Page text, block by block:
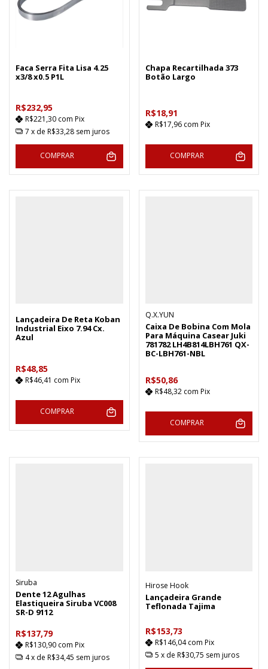
Faca Serra Fita Lisa 4.25
x3/8 x0.5 P1L
R$232,95
R$221,30 com Pix
7 x de R$33,28 sem juros
COMPRAR
Chapa Recartilhada 373
Botão Largo
R$18,91
R$17,96 com Pix
COMPRAR
Lançadeira De Reta Koban
Industrial Eixo 7.94 Cx.
Azul
R$48,85
R$46,41 com Pix
COMPRAR
Q.X.YUN
Caixa De Bobina Com Mola
Para Máquina Casear Juki
781782 LH4B814LBH761 QX-
BC-LBH761-NBL
R$50,86
R$48,32 com Pix
COMPRAR
Siruba
Dente 12 Agulhas
Elastiqueira Siruba VC008
SR-D 9112
R$137,79
R$130,90 com Pix
4x de R$34,45 sem juros
Hirose Hook
Lançadeira Grande
Teflonada Tajima
R$153,73
R$146,04com Pix
5 x de R$30,75 sem juros